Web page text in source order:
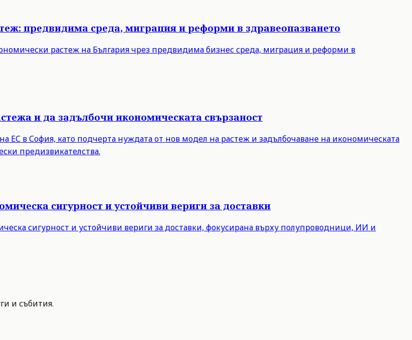
предвидима среда, миграция и реформи в здравеопазването
растеж на България чрез предвидима бизнес среда, миграция и реформи в
и да задълбочи икономическата свързаност
ЕС в София, като подчерта нуждата от нов модел на растеж и задълбочаване на икономическата
предизвикателства.
сигурност и устойчиви вериги за доставки
сигурност и устойчиви вериги за доставки, фокусирана върху полупроводници, ИИ и
и събития.